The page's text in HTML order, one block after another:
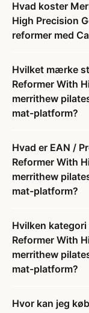
Hvad koster
High Precision
reformer med
Hvilket mærke
Reformer With
merrithew
mat-platform?
Hvad er EAN /
Reformer With
merrithew
mat-platform?
Hvilken
Reformer With
merrithew
mat-platform?
Hvor kan jeg